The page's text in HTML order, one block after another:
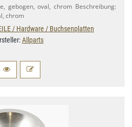
gebogen, oval, chrom Beschreibung:
chrom
/ Hardware / Buchsenplatten
Allparts